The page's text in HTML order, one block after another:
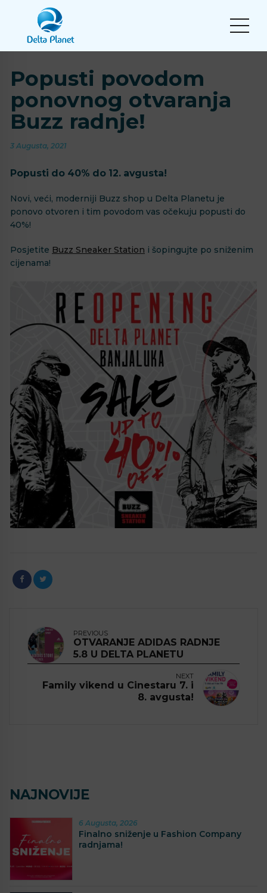
Popusti povodom
ponovnog otvaranja
Buzz radnje!
3 Augusta, 2021
Popusti do 40% do 12. avgusta!
Novi, veći, moderniji Buzz shop u Delta Planetu je
ponovo otvoren i tim povodom vas očekuju popusti do
40%!
Posjetite Buzz Sneaker Station i šopingujte po sniženim
cijenama!
PREVIOUS
OTVARANJE ADIDAS RADNJE
5.8 U DELTA PLANETU
NEXT
Family vikend u Cinestaru 7. i
8. avgusta!
NAJNOVIJE
6 Augusta, 2026
Finalno sniženje u Fashion Company
radnjama!